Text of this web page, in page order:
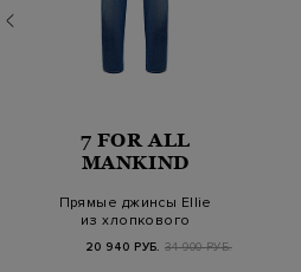
7 FOR ALL
MANKIND
Прямые джинсы Ellie
из хлопкового
денима Luxe Vintage
20 940 РУБ. 34 900 РУБ.